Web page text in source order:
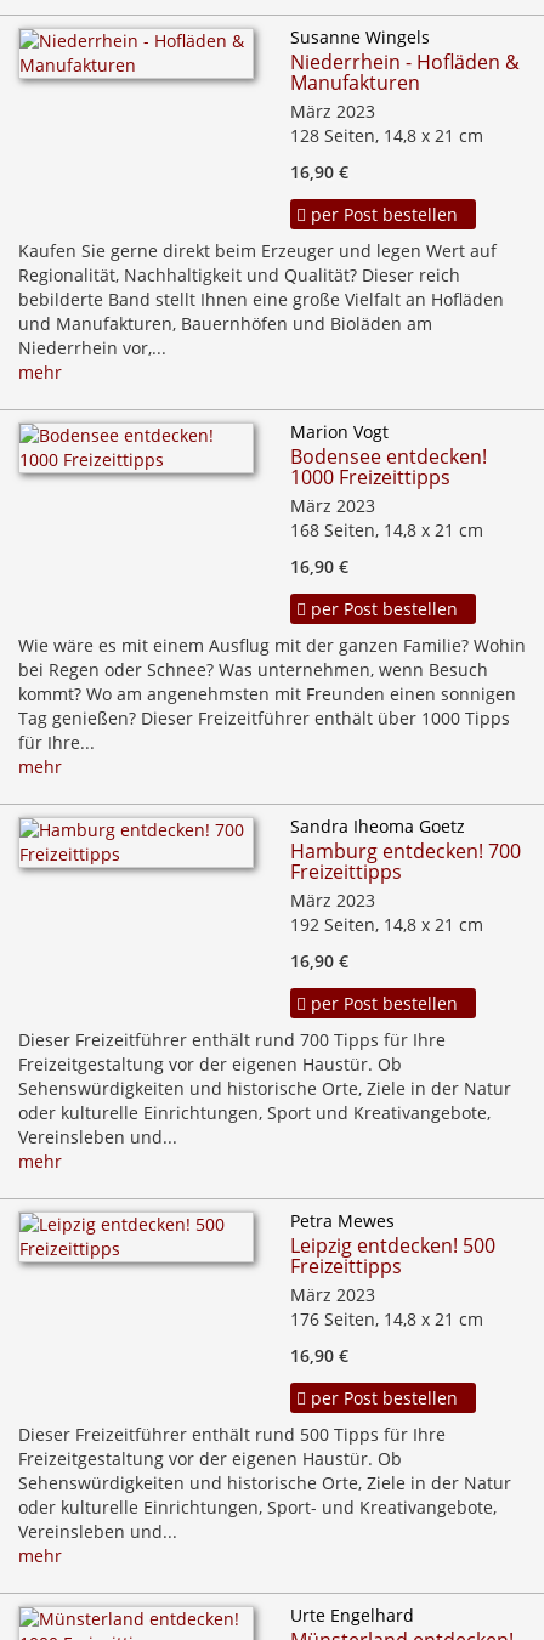
Susanne Wingels
Niederrhein - Hofläden &
Manufakturen
März 2023
128 Seiten, 14,8 x 21 cm
16,90 €
per Post bestellen
Kaufen Sie gerne direkt beim Erzeuger und legen Wert auf
Regionalität, Nachhaltigkeit und Qualität? Dieser reich
bebilderte Band stellt Ihnen eine große Vielfalt an Hofläden
und Manufakturen, Bauernhöfen und Bioläden am
Niederrhein vor,...
mehr
Marion Vogt
Bodensee entdecken!
1000 Freizeittipps
März 2023
168 Seiten, 14,8 x 21 cm
16,90 €
per Post bestellen
Wie wäre es mit einem Ausflug mit der ganzen Familie? Wohin
bei Regen oder Schnee? Was unternehmen, wenn Besuch
kommt? Wo am angenehmsten mit Freunden einen sonnigen
Tag genießen? Dieser Freizeitführer enthält über 1000 Tipps
für Ihre...
mehr
Sandra Iheoma Goetz
Hamburg entdecken! 700
Freizeittipps
März 2023
192 Seiten, 14,8 x 21 cm
16,90 €
per Post bestellen
Dieser Freizeitführer enthält rund 700 Tipps für Ihre
Freizeitgestaltung vor der eigenen Haustür. Ob
Sehenswürdigkeiten und historische Orte, Ziele in der Natur
oder kulturelle Einrichtungen, Sport­ und Kreativangebote,
Vereinsleben und...
mehr
Petra Mewes
Leipzig entdecken! 500
Freizeittipps
März 2023
176 Seiten, 14,8 x 21 cm
16,90 €
per Post bestellen
Dieser Freizeitführer enthält rund 500 Tipps für Ihre
Freizeitgestaltung vor der eigenen Haustür. Ob
Sehenswürdigkeiten und historische Orte, Ziele in der Natur
oder kulturelle Einrichtungen, Sport- und Kreativangebote,
Vereinsleben und...
mehr
Urte Engelhard